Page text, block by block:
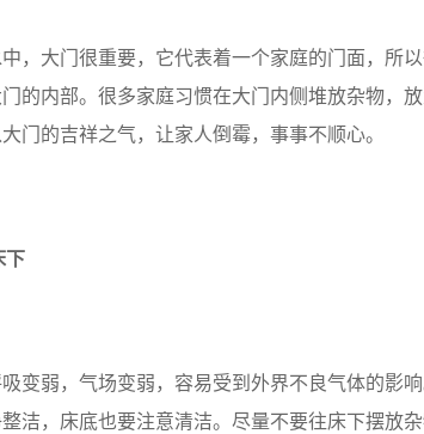
大门很重要，它代表着一个家庭的门面，所
的内部。很多家庭习惯在大门内侧堆放杂物，
门的吉祥之气，让家人倒霉，事事不顺心。
下
弱，气场变弱，容易受到外界不良气体的影
洁，床底也要注意清洁。尽量不要往床下摆放